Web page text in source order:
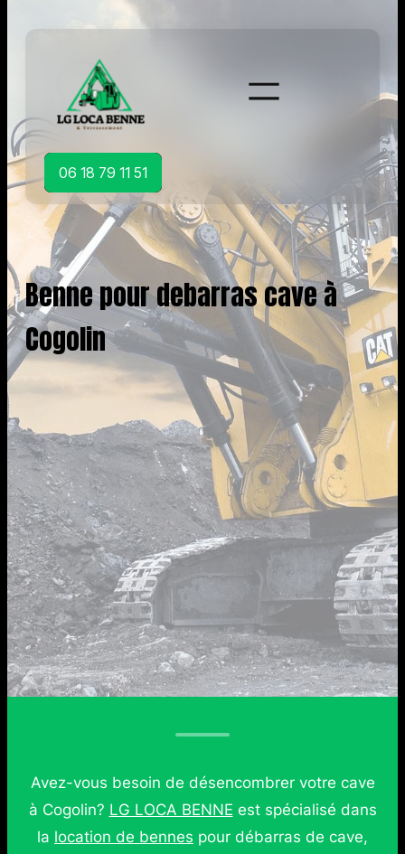
06 18 79 11 51
Benne pour debarras cave à
Cogolin
Avez-vous besoin de désencombrer votre cave
à Cogolin? LG LOCA BENNE est spécialisé dans
la location de bennes pour débarras de cave,